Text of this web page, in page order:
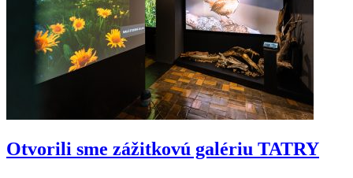
Otvorili sme zážitkovú galériu TATRY